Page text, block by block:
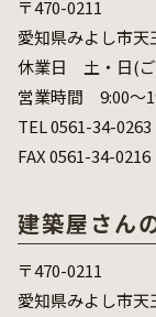
〒470-0211
愛知県みよし市天
休業日 土・日(ご
営業時間 9:00～
TEL 0561-34-0263
FAX 0561-34-0216
建築屋さ
〒470-0211
愛知県みよし市天